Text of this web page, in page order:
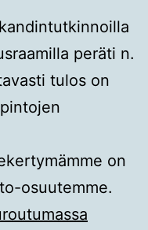
peräti n.
tulos on
on
osuutemme.